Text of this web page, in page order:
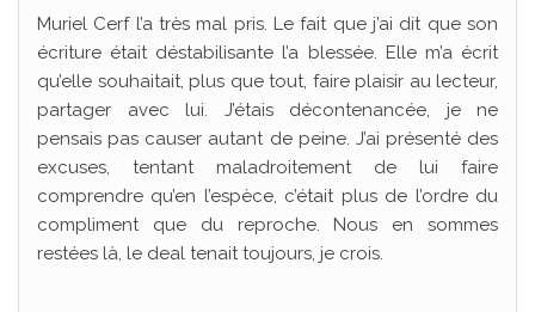
Muriel Cerf l’a très mal pris. Le fait que j’ai dit que son
écriture était déstabilisante l’a blessée. Elle m’a écrit
qu’elle souhaitait, plus que tout, faire plaisir au lecteur,
partager avec lui. J’étais décontenancée, je ne
pensais pas causer autant de peine. J’ai présenté des
excuses, tentant maladroitement de lui faire
comprendre qu’en l’espèce, c’était plus de l’ordre du
compliment que du reproche. Nous en sommes
restées là, le deal tenait toujours, je crois.